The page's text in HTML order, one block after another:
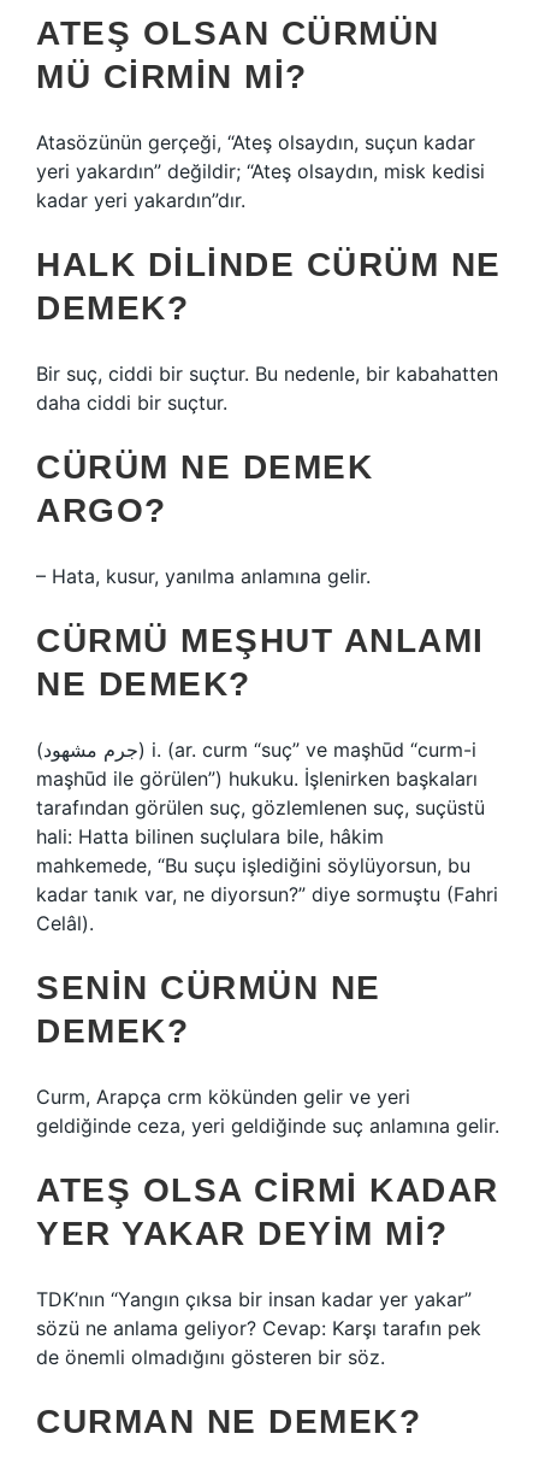
ATEŞ OLSAN CÜRMÜN
MÜ CIRMIN MI?
Atasözünün gerçeği, “Ateş olsaydın, suçun kadar
yeri yakardın” değildir; “Ateş olsaydın, misk kedisi
kadar yeri yakardın”dır.
HALK DILINDE CÜRÜM NE
DEMEK?
Bir suç, ciddi bir suçtur. Bu nedenle, bir kabahatten
daha ciddi bir suçtur.
CÜRÜM NE DEMEK
ARGO?
– Hata, kusur, yanılma anlamına gelir.
CÜRMÜ MEŞHUT ANLAMI
NE DEMEK?
(ﺟﺮﻡ ﻣﺸﻬﻮﺩ) i. (ar. curm “suç” ve maşhūd “curm-i
maşhūd ile görülen”) hukuku. İşlenirken başkaları
tarafından görülen suç, gözlemlenen suç, suçüstü
hali: Hatta bilinen suçlulara bile, hâkim
mahkemede, “Bu suçu işlediğini söylüyorsun, bu
kadar tanık var, ne diyorsun?” diye sormuştu (Fahri
Celâl).
SENIN CÜRMÜN NE
DEMEK?
Curm, Arapça crm kökünden gelir ve yeri
geldiğinde ceza, yeri geldiğinde suç anlamına gelir.
ATEŞ OLSA CIRMI KADAR
YER YAKAR DEYIM MI?
TDK’nın “Yangın çıksa bir insan kadar yer yakar”
sözü ne anlama geliyor? Cevap: Karşı tarafın pek
de önemli olmadığını gösteren bir söz.
CURMAN NE DEMEK?